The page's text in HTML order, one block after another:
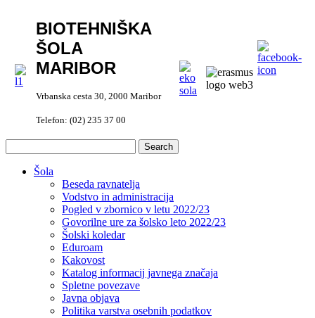
BIOTEHNIŠKA
ŠOLA
MARIBOR
Vrbanska cesta 30, 2000 Maribor
Telefon: (02) 235 37 00
Šola
Beseda ravnatelja
Vodstvo in administracija
Pogled v zbornico v letu 2022/23
Govorilne ure za šolsko leto 2022/23
Šolski koledar
Eduroam
Kakovost
Katalog informacij javnega značaja
Spletne povezave
Javna objava
Politika varstva osebnih podatkov